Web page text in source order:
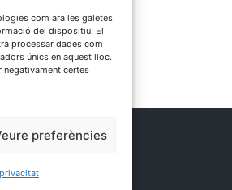
com ara les galetes
del dispositiu. El
processar dades com
únics en aquest lloc.
negativament certes
preferències